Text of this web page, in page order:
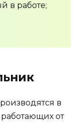
в работе;
в
от